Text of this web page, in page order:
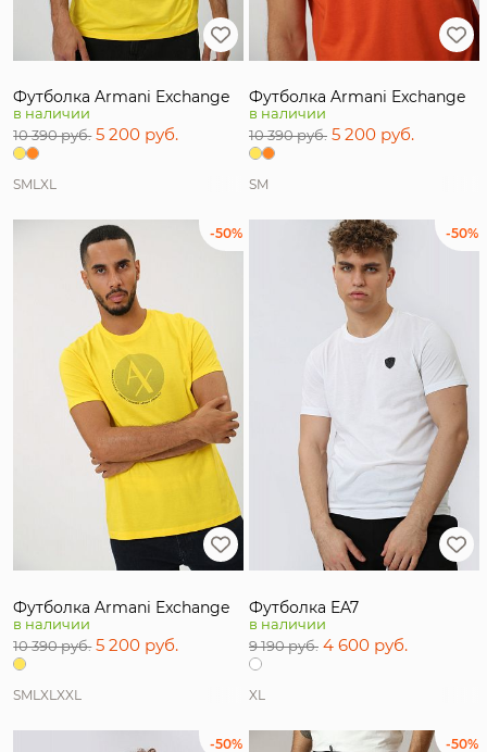
Футболка Armani Exchange
в наличии
10 390 руб. 5 200 руб.
SMLXL
Футболка Armani Exchange
в наличии
10 390 руб. 5 200 руб.
SM
-50%
Футболка Armani Exchange
в наличии
10 390 руб. 5 200 руб.
SMLXLXXL
-50%
Футболка EA7
в наличии
9 190 руб. 4 600 руб.
XL
-50% -50%